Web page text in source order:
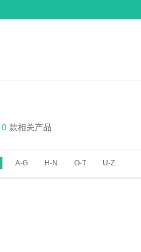
0 款相关产品
A-G H-N O-T U-Z